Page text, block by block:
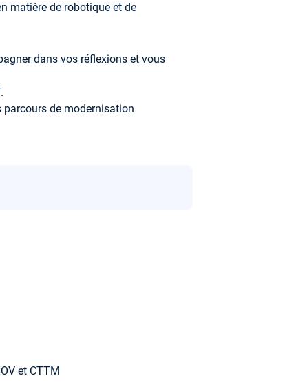
matière de robotique et de
dans vos réflexions et vous
de modernisation
et CTTM